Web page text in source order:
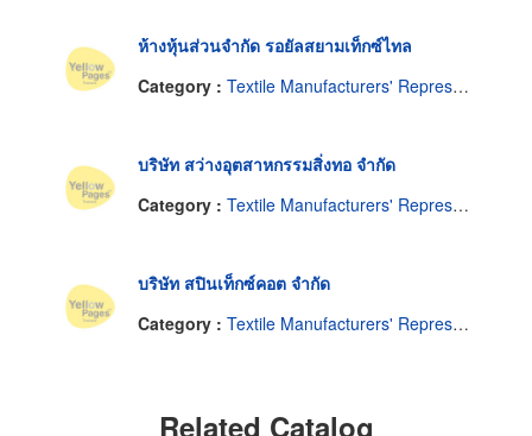
ห้างหุ้นส่วนจำกัด รอยัลสยามเท็กซ์ไทล
Category : Textile Manufacturers' Representatives
บริษัท สว่างอุตสาหกรรมสิ่งทอ จำกัด
Category : Textile Manufacturers' Representatives
บริษัท สปินเท็กซ์คอต จำกัด
Category : Textile Manufacturers' Representatives
Related Catalog